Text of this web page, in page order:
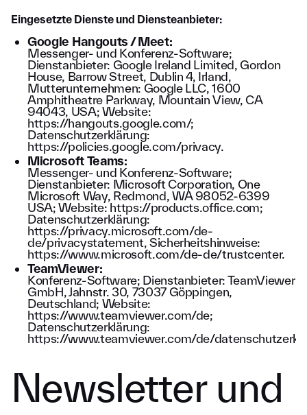
Eingesetzte Dienste und Diensteanbieter:
Google Hangouts / Meet:
Messenger- und Konferenz-Software;
Dienstanbieter: Google Ireland Limited, Gordon
House, Barrow Street, Dublin 4, Irland,
Mutterunternehmen: Google LLC, 1600
Amphitheatre Parkway, Mountain View, CA
94043, USA; Website:
https://hangouts.google.com/;
Datenschutzerklärung:
https://policies.google.com/privacy.
Microsoft Teams:
Messenger- und Konferenz-Software;
Dienstanbieter: Microsoft Corporation, One
Microsoft Way, Redmond, WA 98052-6399
USA; Website:https://products.office.com;
Datenschutzerklärung:
https://privacy.microsoft.com/de-
de/privacystatement, Sicherheitshinweise:
https://www.microsoft.com/de-de/trustcenter.
TeamViewer:
Konferenz-Software; Dienstanbieter: TeamViewer
GmbH, Jahnstr. 30, 73037 Göppingen,
Deutschland; Website:
https://www.teamviewer.com/de;
Datenschutzerklärung:
https://www.teamviewer.com/de/
Newsletter und